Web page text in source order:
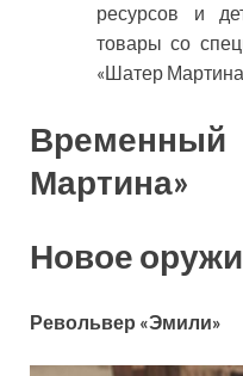
ресурсов и
товары со
«Шатер
Временный
Мартина»
Новое
Револьвер «Эмили»